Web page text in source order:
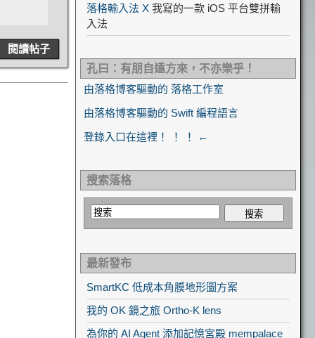
閱讀帖子
落格輸入法 X 我寫的一款 iOS 平台雙拼輸
入法
孔曰：有朋自遠方來，不亦樂乎！
由落格博客驅動的 落格工作室
由落格博客驅動的 Swift 編程語言
登錄入口在這裡！ ！ ！ ←
搜索落格
最新發布
SmartKC 低成本角膜地形圖方案
我的 OK 鏡之旅 Ortho-K lens
為你的 AI Agent 添加記憶宮殿 mempalace